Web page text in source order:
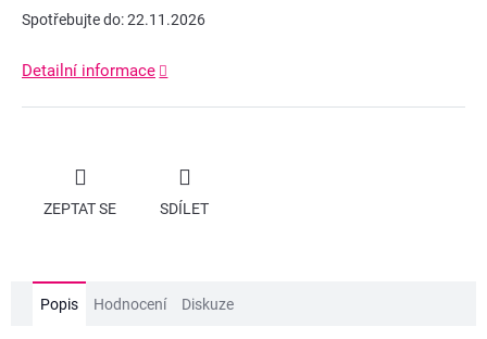
Spotřebujte do: 22.11.2026
Detailní informace
ZEPTAT SE SDÍLET
Popis Hodnocení Diskuze